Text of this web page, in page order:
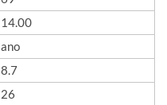
14.00
ano
8.7
26